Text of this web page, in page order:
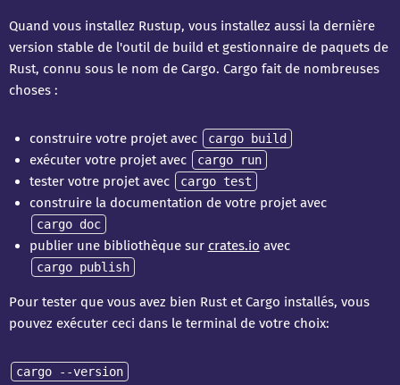
Quand vous installez Rustup, vous installez aussi la dernière
version stable de l'outil de build et gestionnaire de paquets de
Rust, connu sous le nom de Cargo. Cargo fait de nombreuses
choses :
construire votre projet avec cargo build
exécuter votre projet avec cargo run
tester votre projet avec cargo test
construire la documentation de votre projet avec
cargo doc
publier une bibliothèque sur crates.io avec
cargo publish
Pour tester que vous avez bien Rust et Cargo installés, vous
pouvez exécuter ceci dans le terminal de votre choix:
cargo --version